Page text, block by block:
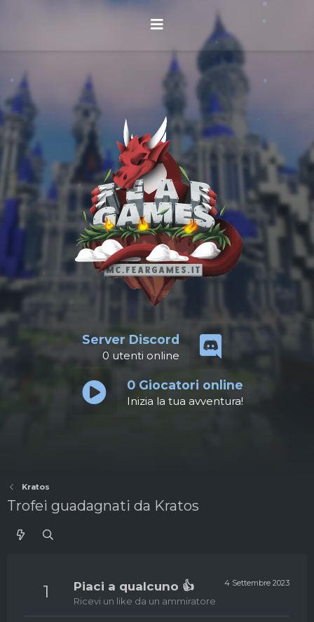
Server Discord
0 utenti online
0Giocatori online
Inizia la tua avventura!
Kratos
Trofei guadagnati da Kratos
1 4 Settembre 2023
Piaci a qualcuno 👍
Ricevi un like da un ammiratore